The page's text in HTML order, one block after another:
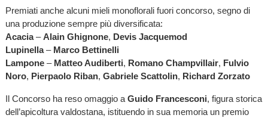
Premiati anche alcuni mieli monoflorali fuori concorso, segno di
una produzione sempre più diversificata:
Acacia–Alain Ghignone, Devis Jacquemod
Lupinella– Marco Bettinelli
Lampone– Matteo Audiberti, Romano Champvillair, Fulvio
Noro, Pierpaolo Riban, Gabriele Scattolin, Richard Zorzato
Il Concorso ha reso omaggio a Guido Francesconi, figura storica
dell’apicoltura valdostana, istituendo in sua memoria un premio